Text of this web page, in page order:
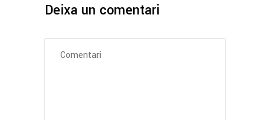
Deixa un comentari